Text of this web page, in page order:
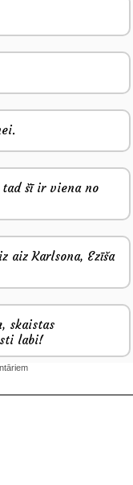
šī ir viena no
aiz Karlsona, Ezīša
skaistas
labi!